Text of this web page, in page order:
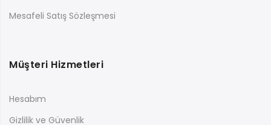
Mesafeli Satış Sözleşmesi
Müşteri Hizmetleri
Hesabım
Gizlilik ve Güvenlik